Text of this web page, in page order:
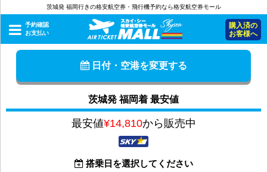
茨城発 福岡行きの格安航空券・飛行機予約なら格安航空券モール
予約確認
お支払い
購入済の
お客様へ
日付・空港を変更する
茨城発 福岡着 最安値
最安値¥14,810から販売中
搭乗日を選択してください